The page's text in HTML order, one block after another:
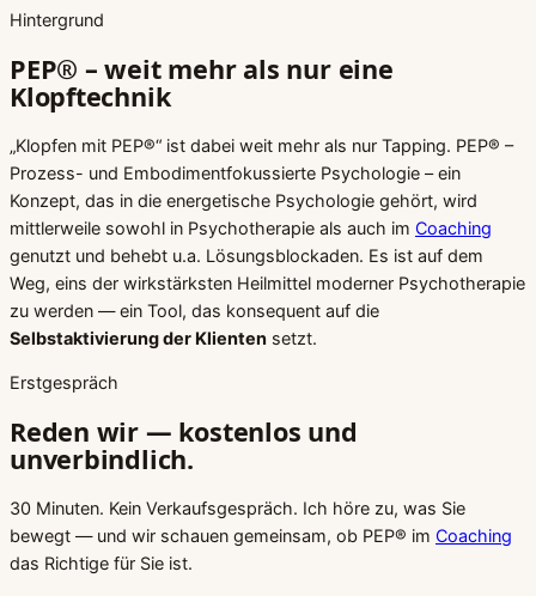
Hintergrund
PEP® – weit mehr als nur eine
Klopftechnik
„Klopfen mit PEP®“ ist dabei weit mehr als nur Tapping. PEP® –
Prozess- und Embodimentfokussierte Psychologie – ein
Konzept, das in die energetische Psychologie gehört, wird
mittlerweile sowohl in Psychotherapie als auch im Coaching
genutzt und behebt u.a. Lösungsblockaden. Es ist auf dem
Weg, eins der wirkstärksten Heilmittel moderner Psychotherapie
zu werden — ein Tool, das konsequent auf die
Selbstaktivierung der Klienten setzt.
Erstgespräch
Reden wir — kostenlos und
unverbindlich.
30 Minuten. Kein Verkaufsgespräch. Ich höre zu, was Sie
bewegt — und wir schauen gemeinsam, ob PEP® im Coaching
das Richtige für Sie ist.